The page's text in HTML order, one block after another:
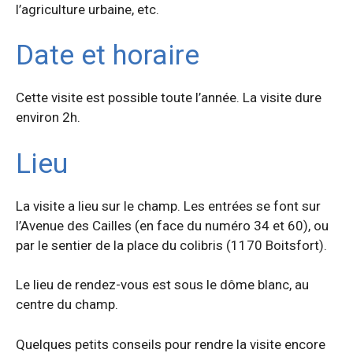
l’agriculture urbaine, etc.
Date et horaire
Cette visite est possible toute l’année. La visite dure
environ 2h.
Lieu
La visite a lieu sur le champ. Les entrées se font sur
l’Avenue des Cailles (en face du numéro 34 et 60), ou
par le sentier de la place du colibris (1170 Boitsfort).
Le lieu de rendez-vous est sous le dôme blanc, au
centre du champ.
Quelques petits conseils pour rendre la visite encore